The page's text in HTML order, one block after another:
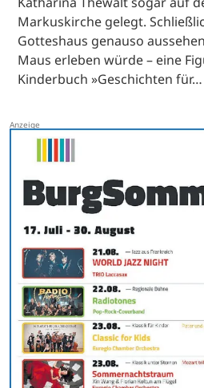
Markuskirche gelegt.
Gotteshaus genauso
Maus erleben würde – eine
Kinderbuch »Geschichten für…